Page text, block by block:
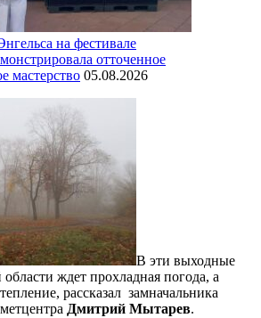
на фестивале
отточенное
мастерство 05.08.2026
В эти выходные
ждет прохладная погода, а
рассказал замначальника
Дмитрий Мытарев.